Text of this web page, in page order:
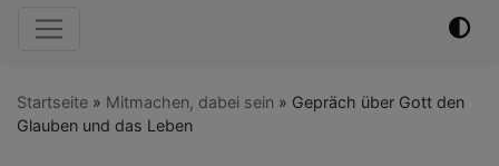
Hauptnavigation
Startseite Mitmachen, dabei sein
Gepräch über Gott den
Glauben und das Leben